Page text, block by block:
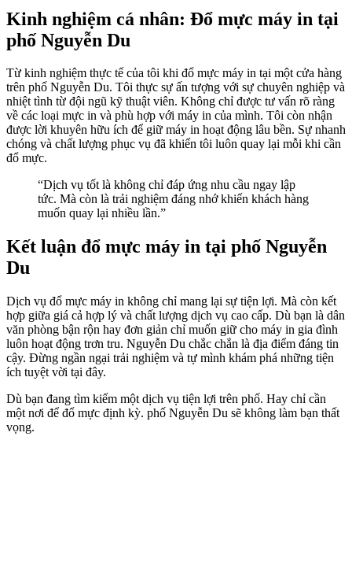
Kinh nghiệm cá nhân: Đổ mực máy in tại
phố Nguyễn Du
Từ kinh nghiệm thực tế của tôi khi đổ mực máy in tại một cửa hàng
trên phố Nguyễn Du. Tôi thực sự ấn tượng với sự chuyên nghiệp và
nhiệt tình từ đội ngũ kỹ thuật viên. Không chỉ được tư vấn rõ ràng
về các loại mực in và phù hợp với máy in của mình. Tôi còn nhận
được lời khuyên hữu ích để giữ máy in hoạt động lâu bền. Sự nhanh
chóng và chất lượng phục vụ đã khiến tôi luôn quay lại mỗi khi cần
đổ mực.
“Dịch vụ tốt là không chỉ đáp ứng nhu cầu ngay lập
tức. Mà còn là trải nghiệm đáng nhớ khiến khách hàng
muốn quay lại nhiều lần.”
Kết luận đổ mực máy in tại phố Nguyễn
Du
Dịch vụ đổ mực máy in không chỉ mang lại sự tiện lợi. Mà còn kết
hợp giữa giá cả hợp lý và chất lượng dịch vụ cao cấp. Dù bạn là dân
văn phòng bận rộn hay đơn giản chỉ muốn giữ cho máy in gia đình
luôn hoạt động trơn tru. Nguyễn Du chắc chắn là địa điểm đáng tin
cậy. Đừng ngần ngại trải nghiệm và tự mình khám phá những tiện
ích tuyệt vời tại đây.
Dù bạn đang tìm kiếm một dịch vụ tiện lợi trên phố. Hay chỉ cần
một nơi để đổ mực định kỳ. phố Nguyễn Du sẽ không làm bạn thất
vọng.